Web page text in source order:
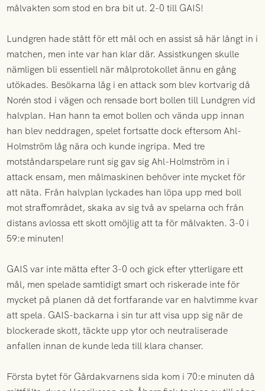
målvakten som stod en bra bit ut. 2-0 till GAIS!
Lundgren hade stått för ett mål och en assist så här långt in i
matchen, men inte var han klar där. Assistkungen skulle
nämligen bli essentiell när målprotokollet ännu en gång
utökades. Besökarna låg i en attack som blev kortvarig då
Norén stod i vägen och rensade bort bollen till Lundgren vid
halvplan. Han hann ta emot bollen och vända upp innan
han blev neddragen, spelet fortsatte dock eftersom Ahl-
Holmström låg nära och kunde ingripa. Med tre
motståndarspelare runt sig gav sig Ahl-Holmström in i
attack ensam, men målmaskinen behöver inte mycket för
att näta. Från halvplan lyckades han löpa upp med boll
mot straffområdet, skaka av sig två av spelarna och från
distans avlossa ett skott omöjlig att ta för målvakten. 3-0 i
59:e minuten!
GAIS var inte mätta efter 3-0 och gick efter ytterligare ett
mål, men spelade samtidigt smart och riskerade inte för
mycket på planen då det fortfarande var en halvtimme kvar
att spela. GAIS-backarna i sin tur att visa upp sig när de
blockerade skott, täckte upp ytor och neutraliserade
anfallen innan de kunde leda till klara chanser.
Första bytet för Gårdakvarnens sida kom i 70:e minuten då